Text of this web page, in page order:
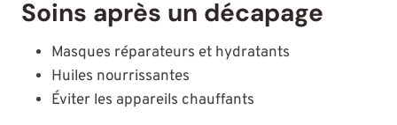
Soins après un décapage
Masques réparateurs et hydratants
Huiles nourrissantes
Éviter les appareils chauffants